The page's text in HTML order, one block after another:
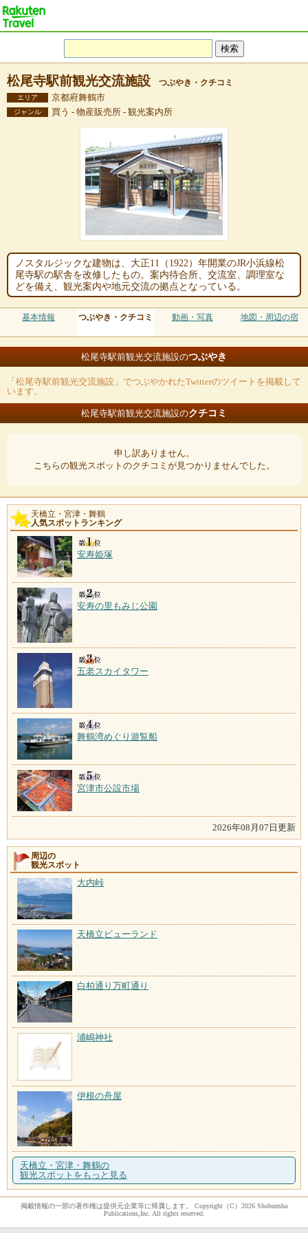
松尾寺駅前観光交流施設 つぶやき・クチコミ
エリア 京都府舞鶴市
ジャンル 買う - 物産販売所 - 観光案内所
ノスタルジックな建物は、大正11（1922）年開業のJR小浜線松
尾寺駅の駅舎を改修したもの。案内待合所、交流室、調理室な
どを備え、観光案内や地元交流の拠点となっている。
基本情報 つぶやき・クチコミ 動画・写真 地図・周辺の宿
松尾寺駅前観光交流施設のつぶやき
「松尾寺駅前観光交流施設」でつぶやかれたTwitterのツイートを掲載して
います。
松尾寺駅前観光交流施設のクチコミ
申し訳ありません。
こちらの観光スポットのクチコミが見つかりませんでした。
天橋立・宮津・舞鶴
人気スポットランキング
安寿姫塚
安寿の里もみじ公園
五老スカイタワー
舞鶴湾めぐり遊覧船
宮津市公設市場
2026年08月07日更新
周辺の
観光スポット
大内峠
天橋立ビューランド
白柏通り万町通り
浦嶋神社
伊根の舟屋
天橋立・宮津・舞鶴の
観光スポットをもっと見る
掲載情報の一部の著作権は提供元企業等に帰属します。 Copyright（C）2026 Shobunsha
Publications,Inc. All rights reserved.